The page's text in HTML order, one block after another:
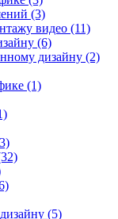
(3)
видео (11)
(6)
дизайну (2)
(1)
(5)